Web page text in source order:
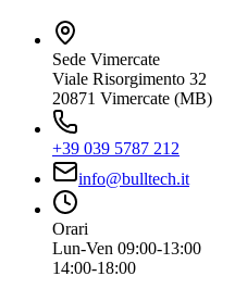
Sede Vimercate
Viale Risorgimento 32
20871 Vimercate (MB)
+39 039 5787 212
info@bulltech.it
Orari
Lun-Ven 09:00-13:00
14:00-18:00